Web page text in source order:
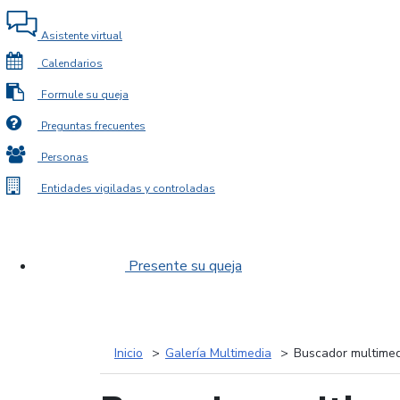
Asistente virtual
Calendarios
Formule su queja
Preguntas frecuentes
Personas
Entidades vigiladas y controladas
Presente su queja
Inicio Galería Multimedia Buscador